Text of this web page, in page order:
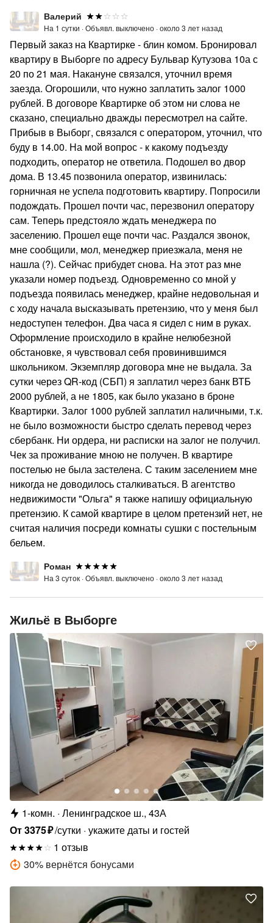
Валерий
На 1 сутки ·Объявл. выключено ·около 3 лет назад
Первый заказ на Квартирке - блин комом. Бронировал
квартиру в Выборге по адресу Бульвар Кутузова 10а с
20 по 21 мая. Накануне связался, уточнил время
заезда. Огорошили, что нужно заплатить залог 1000
рублей. В договоре Квартирке об этом ни слова не
сказано, специально дважды пересмотрел на сайте.
Прибыв в Выборг, связался с оператором, уточнил, что
буду в 14.00. На мой вопрос - к какому подъезду
подходить, оператор не ответила. Подошел во двор
дома. В 13.45 позвонила оператор, извинилась:
горничная не успела подготовить квартиру. Попросили
подождать. Прошел почти час, перезвонил оператору
сам. Теперь предстояло ждать менеджера по
заселению. Прошел еще почти час. Раздался звонок,
мне сообщили, мол, менеджер приезжала, меня не
нашла (?). Сейчас прибудет снова. На этот раз мне
указали номер подъезд. Одновременно со мной у
подъезда появилась менеджер, крайне недовольная и
с ходу начала высказывать претензию, что у меня был
недоступен телефон. Два часа я сидел с ним в руках.
Оформление происходило в крайне нелюбезной
обстановке, я чувствовал себя провинившимся
школьником. Экземпляр договора мне не выдала. За
сутки через QR-код (СБП) я заплатил через банк ВТБ
2000 рублей, а не 1805, как было указано в броне
Квартирки. Залог 1000 рублей заплатил наличными, т.к.
не было возможности быстро сделать перевод через
сбербанк. Ни ордера, ни расписки на залог не получил.
Чек за проживание мною не получен. В квартире
постелью не была застелена. С таким заселением мне
никогда не доводилось сталкиваться. В агентство
недвижимости "Ольга" я также напишу официальную
претензию. К самой квартире в целом претензий нет, не
считая наличия посреди комнаты сушки с постельным
бельем.
Роман
На 3 суток ·Объявл. выключено ·около 3 лет назад
Жильё в Выборге
1-комн. Ленинградское ш., 43А
От3375₽/сутки укажите даты и гостей
1 отзыв
30% вернётся бонусами